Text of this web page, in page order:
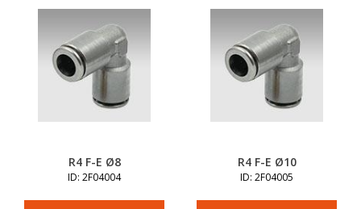
R4 F-E Ø8
ID: 2F04004
R4 F-E Ø10
ID: 2F04005